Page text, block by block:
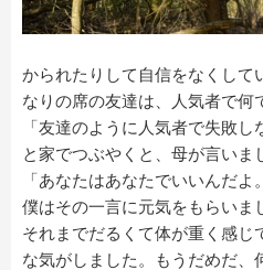
かられたりして自信をなくして
なりの席の友達は、人気者で何
「友達のように人気者で失敗し
と家でつぶやくと、母が言いま
「あなたはあなたでいいんだよ
僕はその一言に元気をもらいま
それまでだるくて体が重く感じ
な気がしました。もうだめだ、